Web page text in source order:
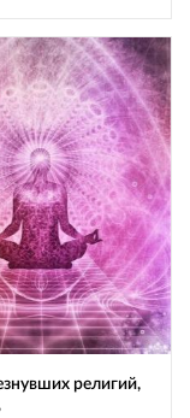
религий,